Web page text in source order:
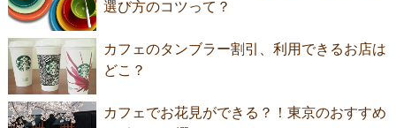
選び方のコツって？
カフェのタンブラー割引、利用できるお店は
どこ？
カフェでお花見ができる？！東京のおすすめ